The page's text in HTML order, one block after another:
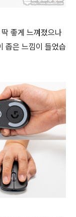
좋게 느껴졌으나
은 느낌이 들었습